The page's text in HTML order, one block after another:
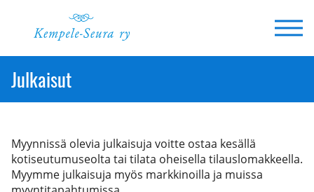
Julkaisut
Myynnissä olevia julkaisuja voitte ostaa kesällä
kotiseutumuseolta tai tilata oheisella tilauslomakkeella.
Myymme julkaisuja myös markkinoilla ja muissa